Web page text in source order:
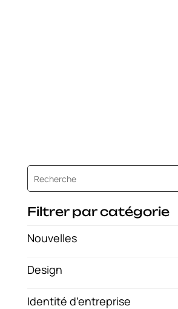
Filtrer par catégorie
Nouvelles
Design
Identité d’entreprise